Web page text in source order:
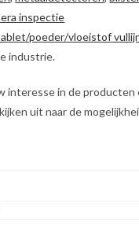
inspectie
poeder/vloeistof
industrie.
interesse in de producten
uit naar de